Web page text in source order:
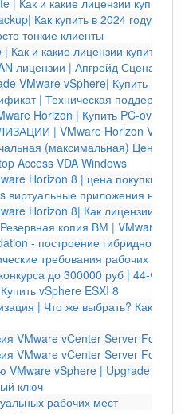
| Как и какие лицензии купить?
Как купить в 2024 году?
тонкие клиенты
и какие лицензии купить?
лицензии | Апгрейд Сценарии
VMware vSphere| Купить
| Техническая поддержка
Horizon | Купить PC-over-IP
| VMware Horizon VDI
(максимальная) Цена
Access VDA Windows
Horizon 8 | цена покупки
виртуальные приложения на
Horizon 8| Как лицензии
копия ВМ | VMware
- построение гибридного
требования рабочих мест
до 300000 руб | 44-ФЗ
vSphere ESXI 8
| Что же выбрать? Как
VMware vCenter Server
VMware vCenter Server
VMware vSphere | Upgrade
ключ
рабочих мест